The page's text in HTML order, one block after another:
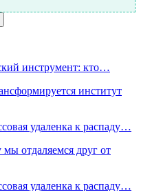
инструмент: кто…
институт
удаленка к распаду…
отдаляемся друг от
удаленка к распаду…